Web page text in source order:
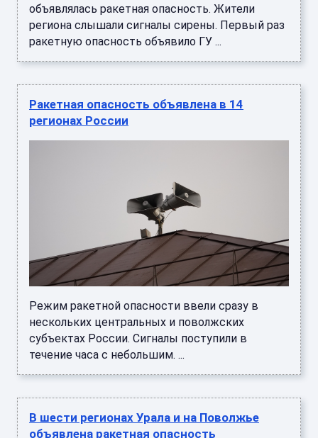
объявлялась ракетная опасность. Жители
региона слышали сигналы сирены. Первый раз
ракетную опасность объявило ГУ ...
Ракетная опасность объявлена в 14
регионах России
Режим ракетной опасности ввели сразу в
нескольких центральных и поволжских
субъектах России. Сигналы поступили в
течение часа с небольшим. ...
В шести регионах Урала и на Поволжье
объявлена ракетная опасность